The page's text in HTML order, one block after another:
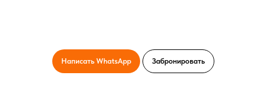
Написать WhatsApp Забронировать